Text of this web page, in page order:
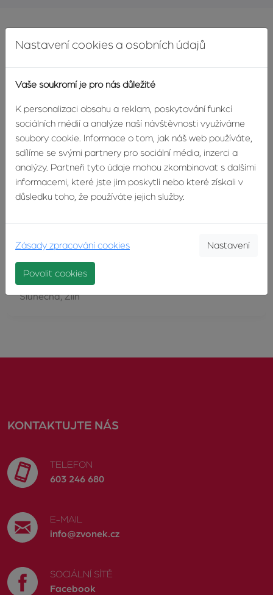
Nedávno realizované případy
REALIZOVÁNO
Pronájem bytu 4+1 po rekonstrukci,
Zlín…
Slunečná, Zlín
KONTAKTUJTE NÁS
TELEFON
603 246 680
E-MAIL
info@zvonek.cz
SOCIÁLNÍ SÍTĚ
Facebook
Nastavení cookies a osobních údajů
Vaše soukromí je pro nás důležité
K personalizaci obsahu a reklam, poskytování funkcí
sociálních médií a analýze naší návštěvnosti využíváme
soubory cookie. Informace o tom, jak náš web používáte,
sdílíme se svými partnery pro sociální média, inzerci a
analýzy. Partneři tyto údaje mohou zkombinovat s dalšími
informacemi, které jste jim poskytli nebo které získali v
důsledku toho, že používáte jejich služby.
Zásady zpracování cookies Nastavení
Povolit cookies